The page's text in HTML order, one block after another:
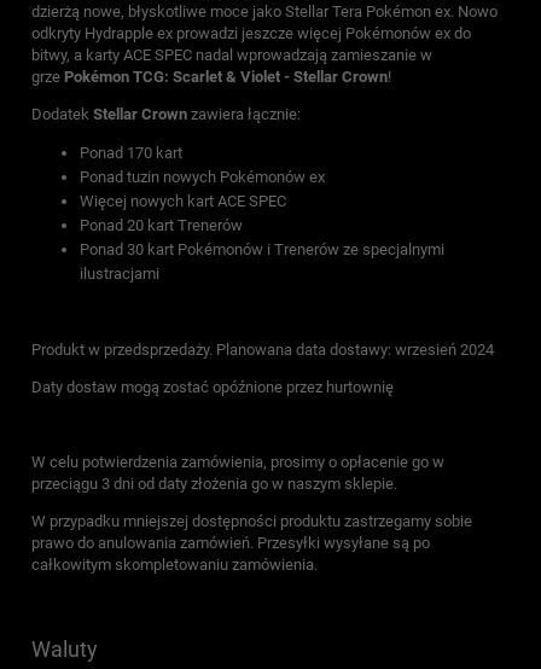
dzierżą nowe, błyskotliwe moce jako Stellar Tera Pokémon ex. Nowo
odkryty Hydrapple ex prowadzi jeszcze więcej Pokémonów ex do
bitwy, a karty ACE SPEC nadal wprowadzają zamieszanie w
grze Pokémon TCG: Scarlet & Violet - Stellar Crown!
Dodatek Stellar Crown zawiera łącznie:
Ponad 170 kart
Ponad tuzin nowych Pokémonów ex
Więcej nowych kart ACE SPEC
Ponad 20 kart Trenerów
Ponad 30 kart Pokémonów i Trenerów ze specjalnymi
ilustracjami
Produkt w przedsprzedaży. Planowana data dostawy: wrzesień 2024
Daty dostaw mogą zostać opóźnione przez hurtownię
W celu potwierdzenia zamówienia, prosimy o opłacenie go w
przeciągu 3 dni od daty złożenia go w naszym sklepie.
W przypadku mniejszej dostępności produktu zastrzegamy sobie
prawo do anulowania zamówień. Przesyłki wysyłane są po
całkowitym skompletowaniu zamówienia.
Waluty